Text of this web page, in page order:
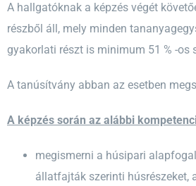
A hallgatóknak a képzés végét
részből áll, mely minden
gyakorlati részt is minimum 51 % -os
A tanúsítvány abban az esetben
A képzés során az alábbi
megismerni a húsipari
állatfajták szerinti húsrészeket,